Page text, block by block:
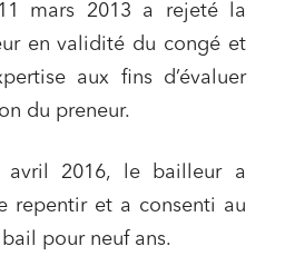
mars 2013 a rejeté la
en validité du congé et
aux fins d’évaluer
du preneur.
avril 2016, le bailleur a
repentir et a consenti au
pour neuf ans.